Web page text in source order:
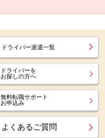
ドライバー派遣一覧
ドライバーを
お探しの方へ
無料転職サポート
お申込み
よくあるご質問